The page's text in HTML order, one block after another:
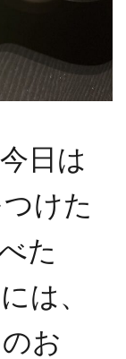
日は
けた
た
は、
お